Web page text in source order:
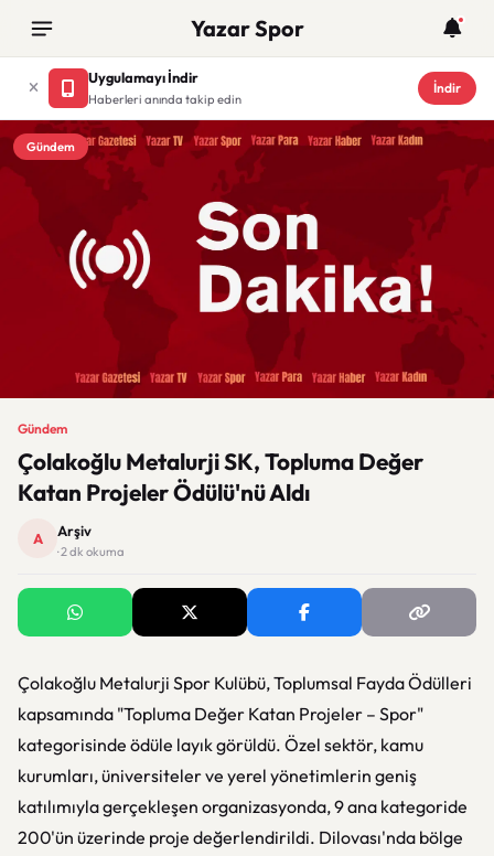
Yazar Spor
Uygulamayı İndir
Haberleri anında takip edin
İndir
Gündem
Gündem
Çolakoğlu Metalurji SK, Topluma Değer
Katan Projeler Ödülü'nü Aldı
A Arşiv
· 2 dk okuma
Çolakoğlu Metalurji Spor Kulübü, Toplumsal Fayda Ödülleri
kapsamında "Topluma Değer Katan Projeler – Spor"
kategorisinde ödüle layık görüldü. Özel sektör, kamu
kurumları, üniversiteler ve yerel yönetimlerin geniş
katılımıyla gerçekleşen organizasyonda, 9 ana kategoride
200'ün üzerinde proje değerlendirildi. Dilovası'nda bölge